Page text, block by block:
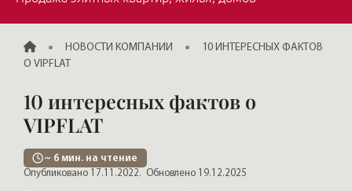
ГЛАВНАЯНОВОСТИ КОМПАНИИ
10 ИНТЕРЕСНЫХ ФАКТОВ
О VIPFLAT
10 интересных фактов о
VIPFLAT
~ 6 мин. на чтение
Опубликовано 17.11.2022. Обновлено 19.12.2025